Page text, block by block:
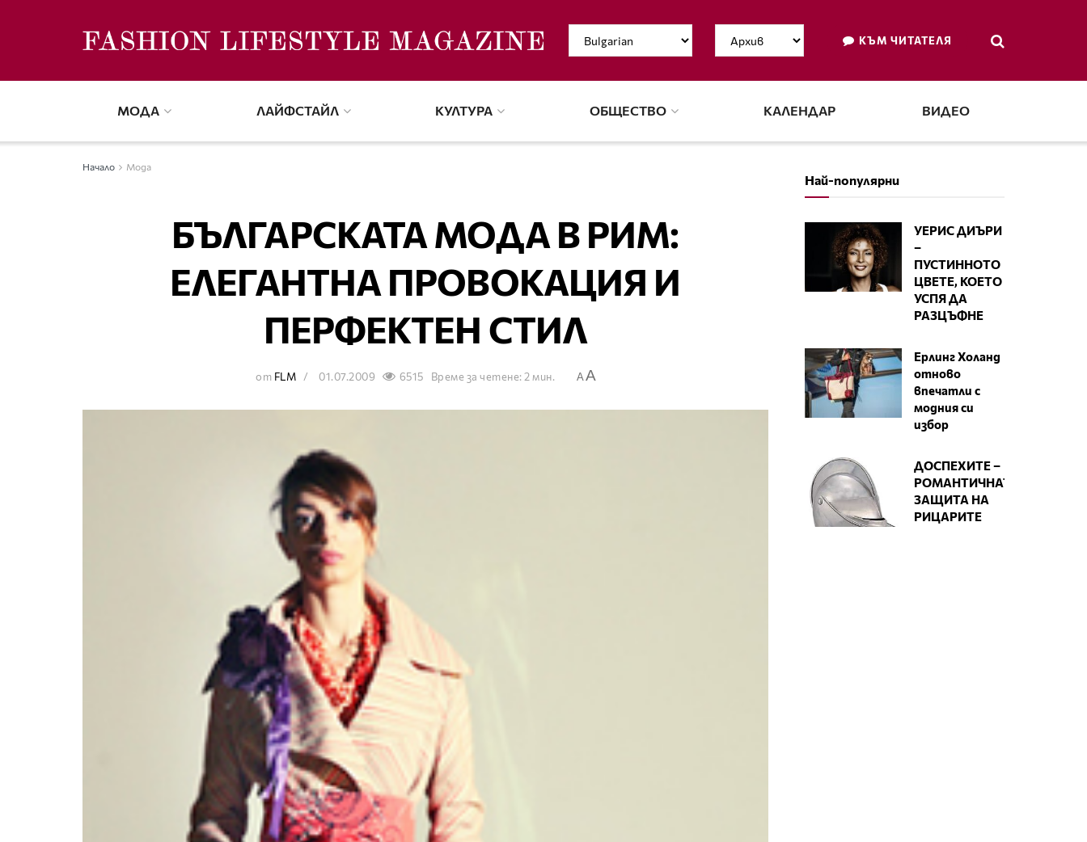
КЪМ ЧИТАТЕЛЯ
МОДА ЛАЙФСТАЙЛ КУЛТУРА ОБЩЕСТВО КАЛЕНДАР ВИДЕО
Начало Мода
БЪЛГАРСКАТА МОДА В РИМ:
ЕЛЕГАНТНА ПРОВОКАЦИЯ И
ПЕРФЕКТЕН СТИЛ
от FLM 01.07.2009 6515 Време за четене: 2 мин. AA
Най-популярни
УЕРИС ДИЪРИ
–
ПУСТИННОТО
ЦВЕТЕ, КОЕТО
УСПЯ ДА
РАЗЦЪФНЕ
Ерлинг Холанд
отново
впечатли с
модния си
избор
ДОСПЕХИТЕ –
РОМАНТИЧНАТА
ЗАЩИТА НА
РИЦАРИТЕ